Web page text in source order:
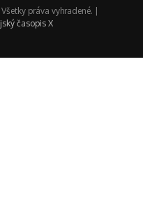
práva vyhradené. |
časopis X